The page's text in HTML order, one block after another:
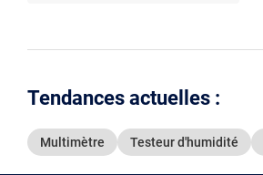
Tendances actuelles :
Multimètre Testeur d'humidité